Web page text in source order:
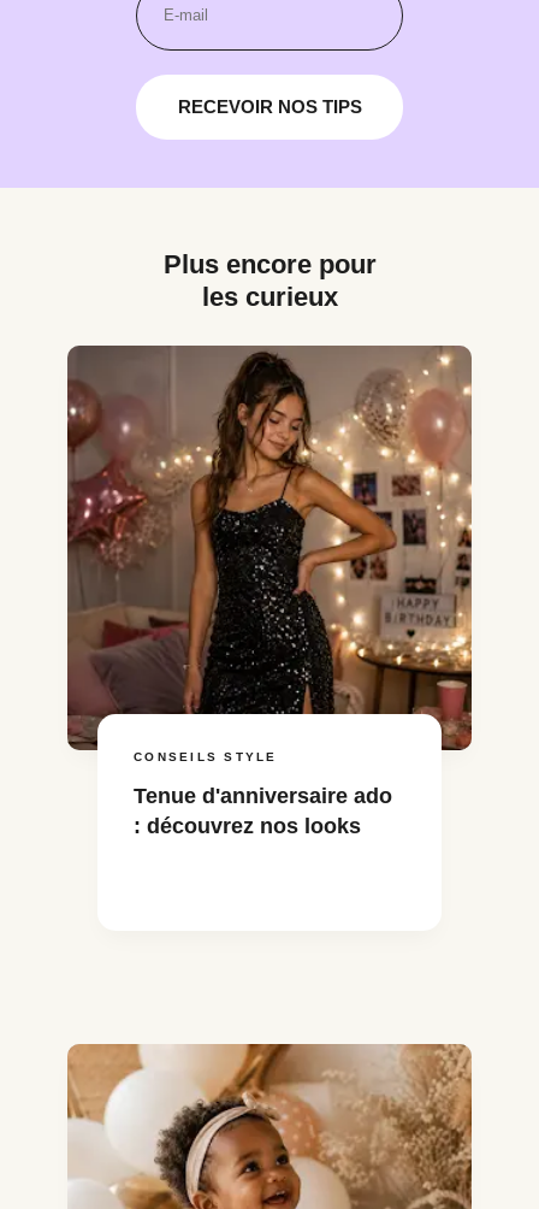
RECEVOIR NOS TIPS
Plus encore pour
les curieux
CONSEILS STYLE
Tenue d'anniversaire ado
: découvrez nos looks